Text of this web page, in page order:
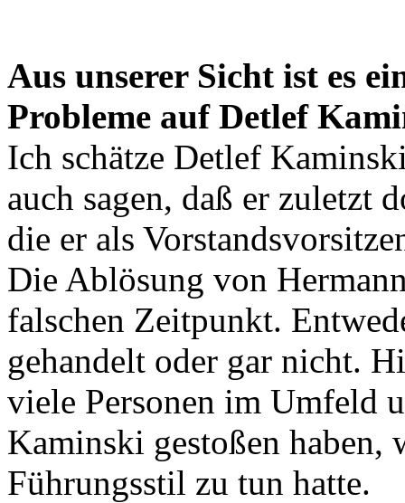
Aus unserer Sicht ist es
Probleme auf Detlef
Ich schätze Detlef
auch sagen, daß er zuletzt
die er als
Die Ablösung von
falschen Zeitpunkt.
gehandelt oder gar nicht.
viele Personen im Umfeld
Kaminski gestoßen haben,
Führungsstil zu tun hatte.